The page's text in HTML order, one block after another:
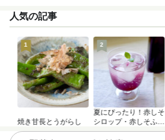
人気の記事
1
焼き甘長とうがらし
2
夏にぴったり！赤しそ
シロップ・赤しそふり
かけのつくり方